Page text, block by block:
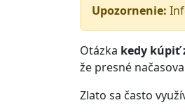
Upozornenie:
Otázka kedy kúpiť
že presné
Zlato sa často